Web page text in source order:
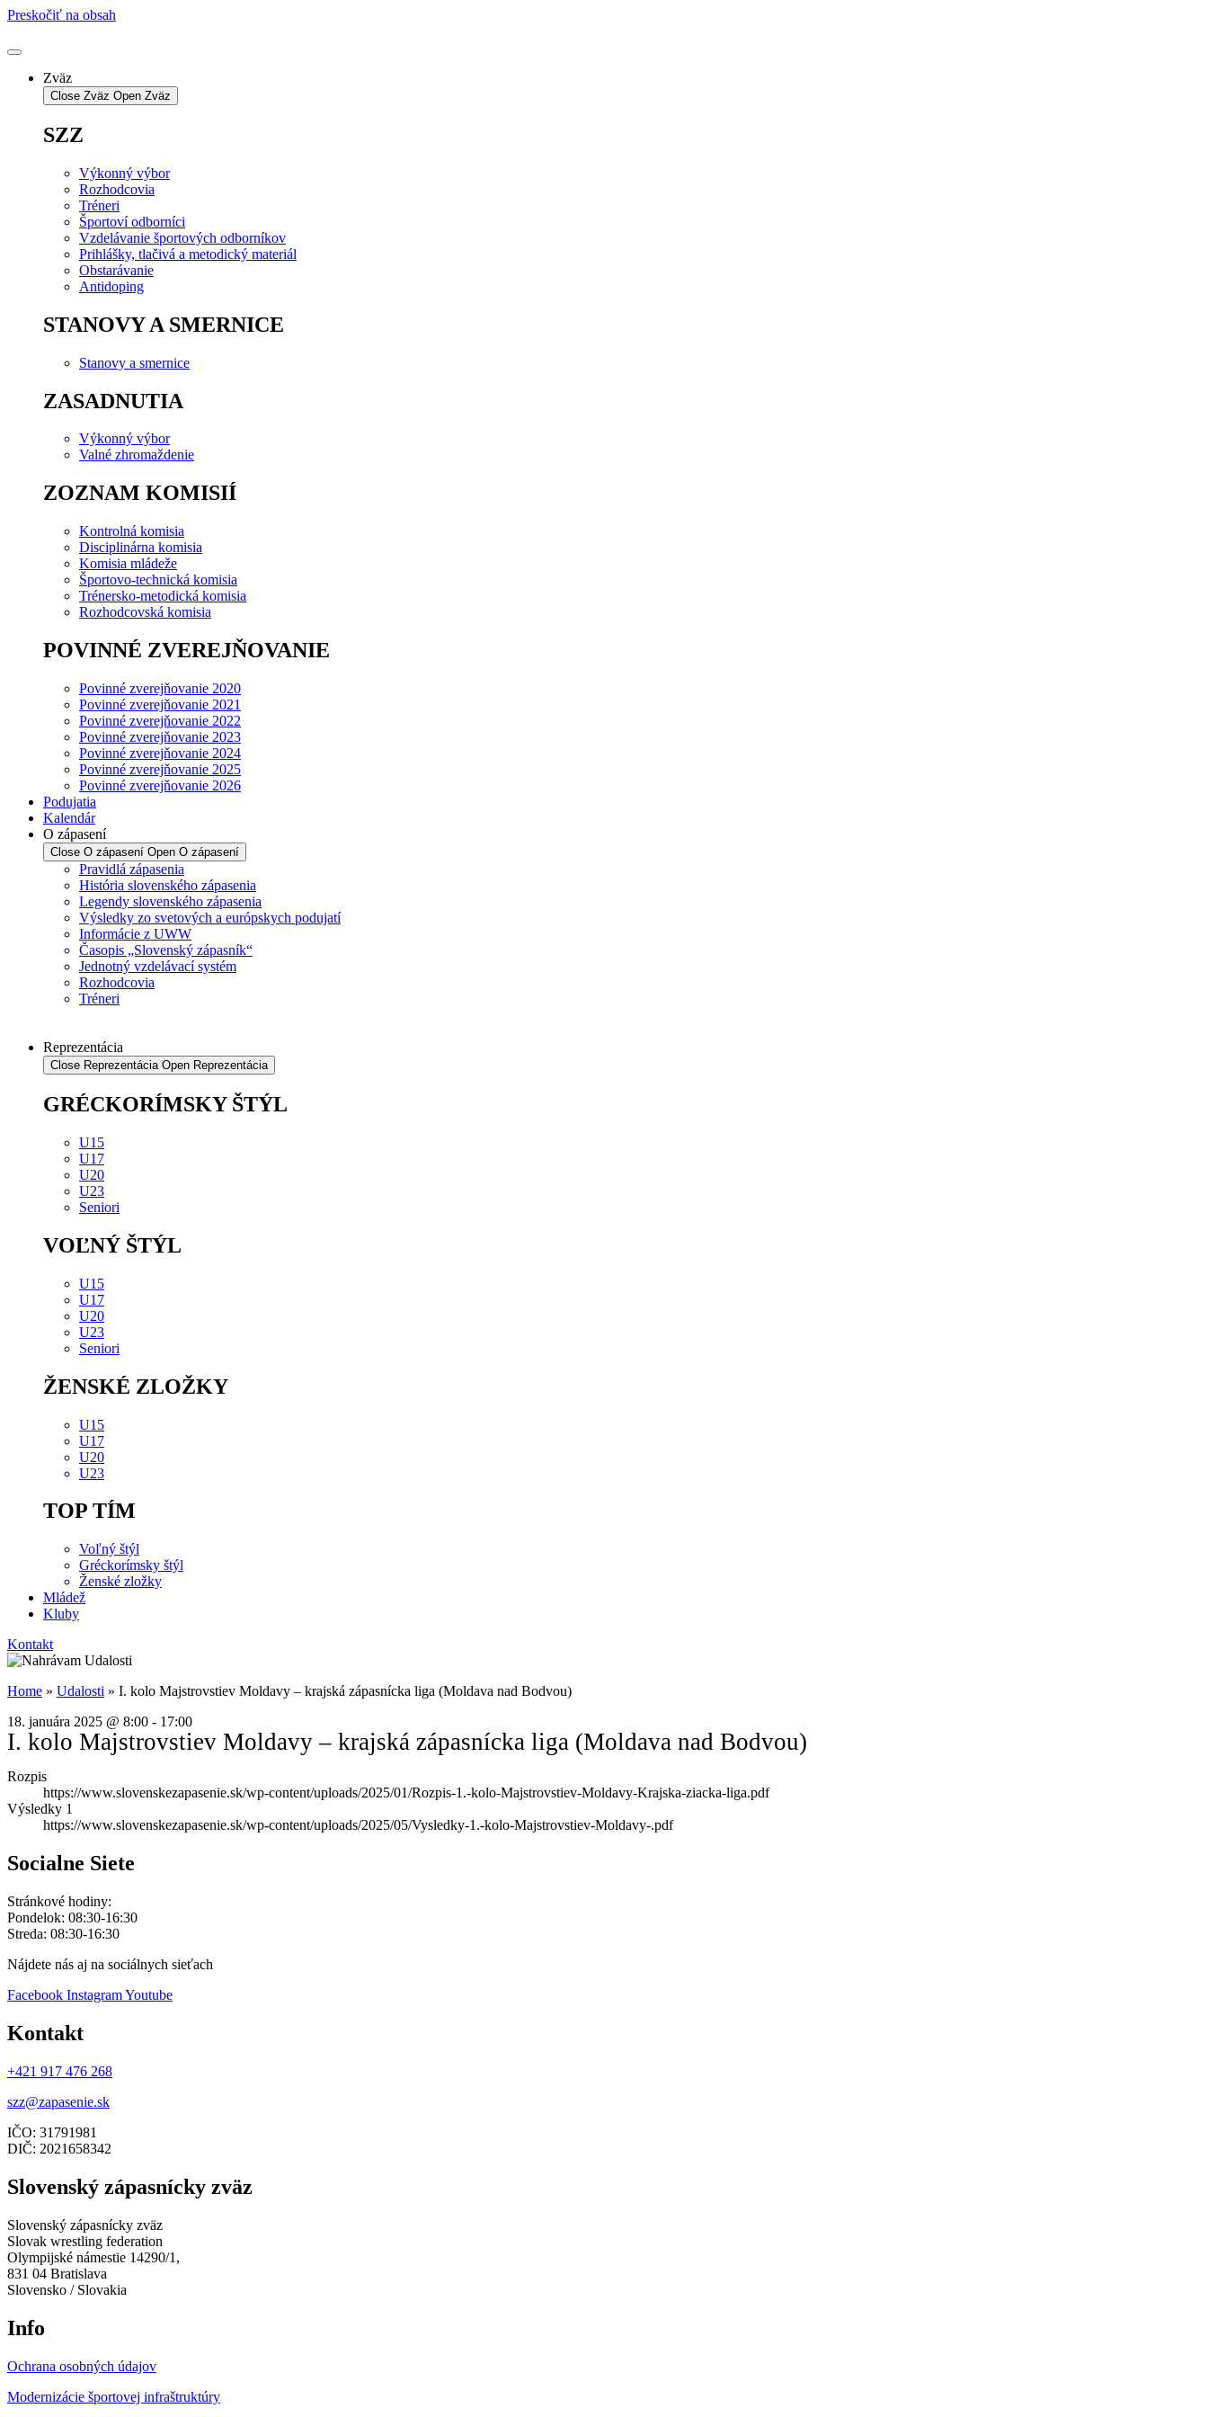
Preskočiť na obsah
Zväz
Close Zväz Open Zväz
SZZ
Výkonný výbor
Rozhodcovia
Tréneri
Športoví odborníci
Vzdelávanie športových odborníkov
Prihlášky, tlačivá a metodický materiál
Obstarávanie
Antidoping
STANOVY A SMERNICE
Stanovy a smernice
ZASADNUTIA
Výkonný výbor
Valné zhromaždenie
ZOZNAM KOMISIÍ
Kontrolná komisia
Disciplinárna komisia
Komisia mládeže
Športovo-technická komisia
Trénersko-metodická komisia
Rozhodcovská komisia
POVINNÉ ZVEREJŇOVANIE
Povinné zverejňovanie 2020
Povinné zverejňovanie 2021
Povinné zverejňovanie 2022
Povinné zverejňovanie 2023
Povinné zverejňovanie 2024
Povinné zverejňovanie 2025
Povinné zverejňovanie 2026
Podujatia
Kalendár
O zápasení
Close O zápasení Open O zápasení
Pravidlá zápasenia
História slovenského zápasenia
Legendy slovenského zápasenia
Výsledky zo svetových a európskych podujatí
Informácie z UWW
Časopis „Slovenský zápasník“
Jednotný vzdelávací systém
Rozhodcovia
Tréneri
Reprezentácia
Close Reprezentácia Open Reprezentácia
GRÉCKORÍMSKY ŠTÝL
U15
U17
U20
U23
Seniori
VOĽNÝ ŠTÝL
U15
U17
U20
U23
Seniori
ŽENSKÉ ZLOŽKY
U15
U17
U20
U23
TOP TÍM
Voľný štýl
Gréckorímsky štýl
Ženské zložky
Mládež
Kluby
Kontakt
Home » Udalosti » I. kolo Majstrovstiev Moldavy – krajská zápasnícka liga (Moldava nad Bodvou)
18. januára 2025 @ 8:00 - 17:00
I. kolo Majstrovstiev Moldavy – krajská zápasnícka liga (Moldava nad Bodvou)
Rozpis
https://www.slovenskezapasenie.sk/wp-content/uploads/2025/01/Rozpis-1.-kolo-Majstrovstiev-Moldavy-Krajska-ziacka-liga.pdf
Výsledky 1
https://www.slovenskezapasenie.sk/wp-content/uploads/2025/05/Vysledky-1.-kolo-Majstrovstiev-Moldavy-.pdf
Socialne Siete
Stránkové hodiny:
Pondelok: 08:30-16:30
Streda: 08:30-16:30
Nájdete nás aj na sociálnych sieťach
Facebook InstagramYoutube
Kontakt
+421 917 476 268
szz@zapasenie.sk
IČO: 31791981
DIČ: 2021658342
Slovenský zápasnícky zväz
Slovenský zápasnícky zväz
Slovak wrestling federation
Olympijské námestie 14290/1,
831 04 Bratislava
Slovensko / Slovakia
Info
Ochrana osobných údajov
Modernizácie športovej infraštruktúry